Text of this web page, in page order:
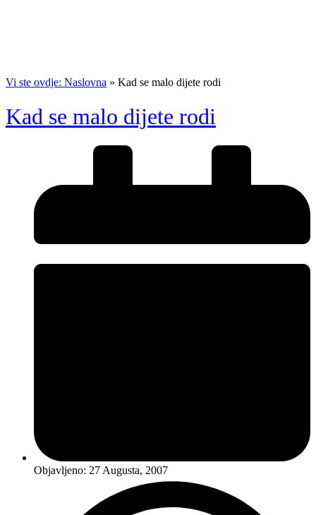
Vi ste ovdje: Naslovna » Kad se malo dijete rodi
Kad se malo dijete rodi
Objavljeno: 27 Augusta, 2007